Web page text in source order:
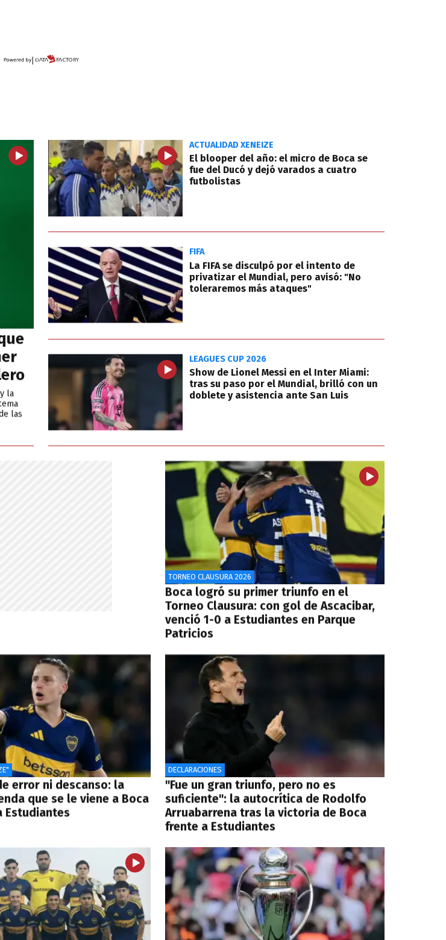
la
las
ACTUALIDAD XENEIZE
El blooper del año: el micro de Boca se
fue del Ducó y dejó varados a cuatro
futbolistas
FIFA
La FIFA se disculpó por el intento de
privatizar el Mundial, pero avisó: "No
toleraremos más ataques"
LEAGUES CUP 2026
Show de Lionel Messi en el Inter Miami:
tras su paso por el Mundial, brilló con un
doblete y asistencia ante San Luis
TORNEO CLAUSURA 2026
Boca logró su primer triunfo en el
Torneo Clausura: con gol de Ascacibar,
venció 1-0 a Estudiantes en Parque
Patricios
error ni descanso: la
que se le viene a Boca
Estudiantes
DECLARACIONES
"Fue un gran triunfo, pero no es
suficiente": la autocrítica de Rodolfo
Arruabarrena tras la victoria de Boca
frente a Estudiantes